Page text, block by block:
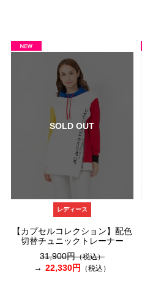
SOLD OUT
レディース
【カプセルコレクション】配色
切替チュニックトレーナー
31,900円（税込）
22,330円 （税込）